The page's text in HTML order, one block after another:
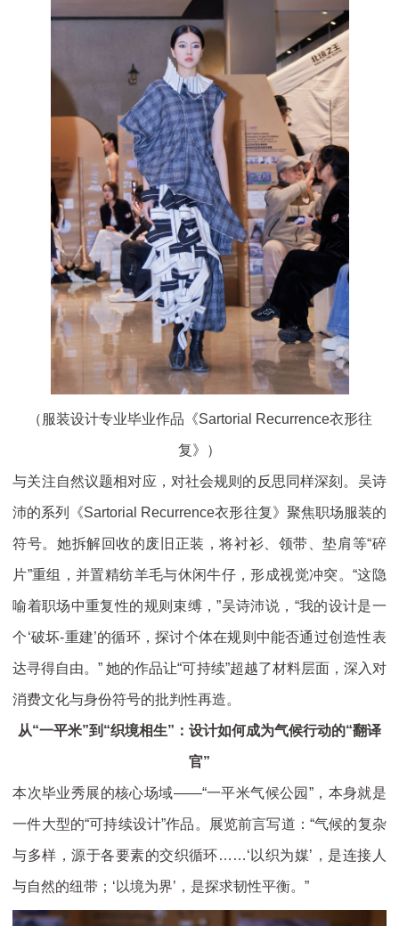
（服装设计专业毕业作品《Sartorial Recurrence衣形往
复》）
与关注自然议题相对应，对社会规则的反思同样深刻。吴诗
沛的系列《Sartorial Recurrence衣形往复》聚焦职场服装的
符号。她拆解回收的废旧正装，将衬衫、领带、垫肩等“碎
片”重组，并置精纺羊毛与休闲牛仔，形成视觉冲突。“这隐
喻着职场中重复性的规则束缚，”吴诗沛说，“我的设计是一
个‘破坏-重建’的循环，探讨个体在规则中能否通过创造性表
达寻得自由。” 她的作品让“可持续”超越了材料层面，深入对
消费文化与身份符号的批判性再造。
从“一平米”到“织境相生”：设计如何成为气候行动的“翻译
官”
本次毕业秀展的核心场域——“一平米气候公园”，本身就是
一件大型的“可持续设计”作品。展览前言写道：“气候的复杂
与多样，源于各要素的交织循环……‘以织为媒’，是连接人
与自然的纽带；‘以境为界’，是探求韧性平衡。”